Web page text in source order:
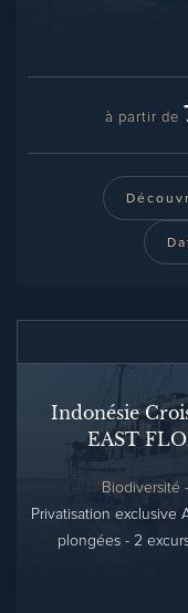
à partir de
Indonésie
EAST
Biodiversité
Privatisation exclusive
plongées - 2